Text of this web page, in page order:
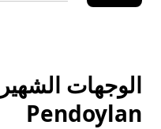
الوجهات
Pendoylan